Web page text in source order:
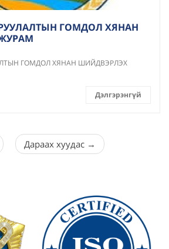
ГОМДОЛ ХЯНАН
ГОМДОЛ ХЯНАН ШИЙДВЭРЛЭХ
Дэлгэрэнгүй
Дараах хуудас →